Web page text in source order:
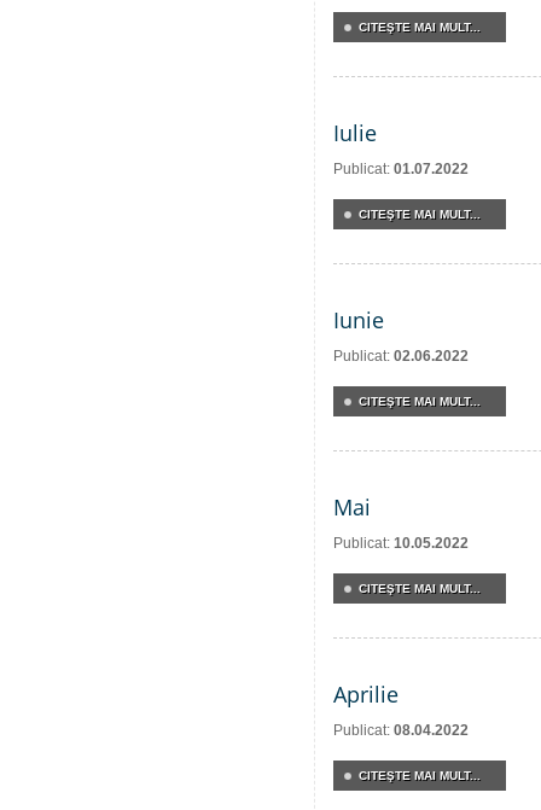
CITEŞTE MAI MULT...
Iulie
Publicat: 01.07.2022
CITEŞTE MAI MULT...
Iunie
Publicat: 02.06.2022
CITEŞTE MAI MULT...
Mai
Publicat: 10.05.2022
CITEŞTE MAI MULT...
Aprilie
Publicat: 08.04.2022
CITEŞTE MAI MULT...